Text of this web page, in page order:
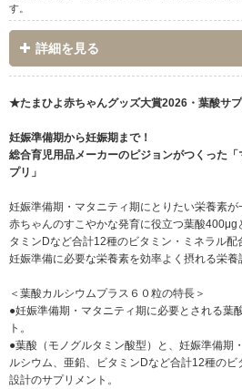
す。
詳細を見る
★たまひよ赤ちゃんグッズ大賞2026・葉酸サプ
妊娠準備期から妊娠期まで！
総合育児用品メーカーのピジョンがつくった
プリ」
妊娠準備期・マタニティ期にとりたい栄養素が
赤ちゃんのすこやかな発育に役立つ葉酸
タミンDなど合計12種のビタミン・ミネラル配
妊娠準備に必要な栄養素を効率よく摂れる栄養
＜葉酸カルシウムプラス６０粒の特長＞
●妊娠準備期・マタニティ期に必要とされる
ト。
●葉酸（モノグルタミン酸型）と、妊娠準備期
ルシウム、亜鉛、ビタミンDなど合計12種の
設計のサプリメント。